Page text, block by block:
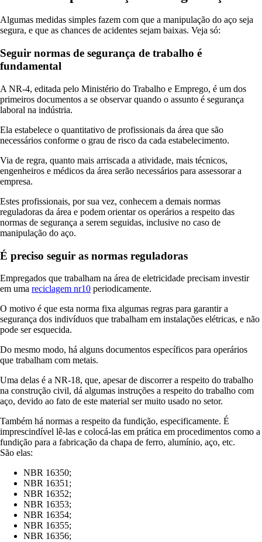
Algumas medidas simples fazem com que a manipulação do aço seja
segura, e que as chances de acidentes sejam baixas. Veja só:
Seguir normas de segurança de trabalho é
fundamental
A NR-4, editada pelo Ministério do Trabalho e Emprego, é um dos
primeiros documentos a se observar quando o assunto é segurança
laboral na indústria.
Ela estabelece o quantitativo de profissionais da área que são
necessários conforme o grau de risco da cada estabelecimento.
Via de regra, quanto mais arriscada a atividade, mais técnicos,
engenheiros e médicos da área serão necessários para assessorar a
empresa.
Estes profissionais, por sua vez, conhecem a demais normas
reguladoras da área e podem orientar os operários a respeito das
normas de segurança a serem seguidas, inclusive no caso de
manipulação do aço.
É preciso seguir as normas reguladoras
Empregados que trabalham na área de eletricidade precisam investir
em uma reciclagem nr10 periodicamente.
O motivo é que esta norma fixa algumas regras para garantir a
segurança dos indivíduos que trabalham em instalações elétricas, e não
pode ser esquecida.
Do mesmo modo, há alguns documentos específicos para operários
que trabalham com metais.
Uma delas é a NR-18, que, apesar de discorrer a respeito do trabalho
na construção civil, dá algumas instruções a respeito do trabalho com
aço, devido ao fato de este material ser muito usado no setor.
Também há normas a respeito da fundição, especificamente. É
imprescindível lê-las e colocá-las em prática em procedimentos como a
fundição para a fabricação da chapa de ferro, alumínio, aço, etc.
São elas:
NBR 16350;
NBR 16351;
NBR 16352;
NBR 16353;
NBR 16354;
NBR 16355;
NBR 16356;